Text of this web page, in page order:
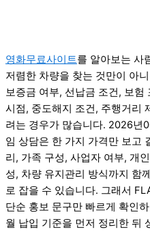
영화무료사이트를 알아보는 사
저렴한 차량을 찾는 것만이 아
보증금 여부, 선납금 조건, 보험
시점, 중도해지 조건, 주행거리
려는 경우가 많습니다. 2026년
임 상담은 한 가지 가격만 보고
리, 가족 구성, 사업자 여부, 개
성, 차량 유지관리 방식까지 함
로 잡을 수 있습니다. 그래서
단순 홍보 문구만 빠르게 확인
월 납입 기준을 먼저 정리한 뒤